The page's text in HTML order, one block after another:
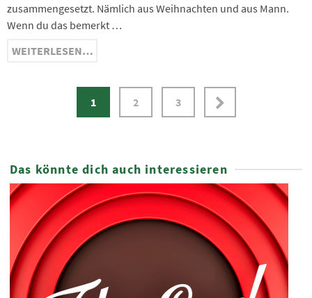
zusammengesetzt. Nämlich aus Weihnachten und aus Mann.
Wenn du das bemerkt …
WEITERLESEN…
1 2 3
Das könnte dich auch interessieren